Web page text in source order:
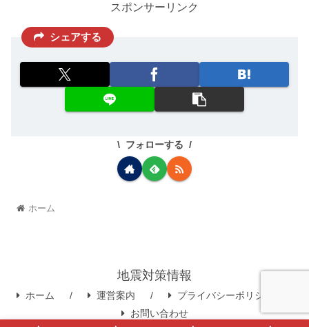
スポンサーリンク
シェアする
フォローする
ホーム
地震対策情報
ホーム 運営案内
プライバシーポリシー
お問い合わせ